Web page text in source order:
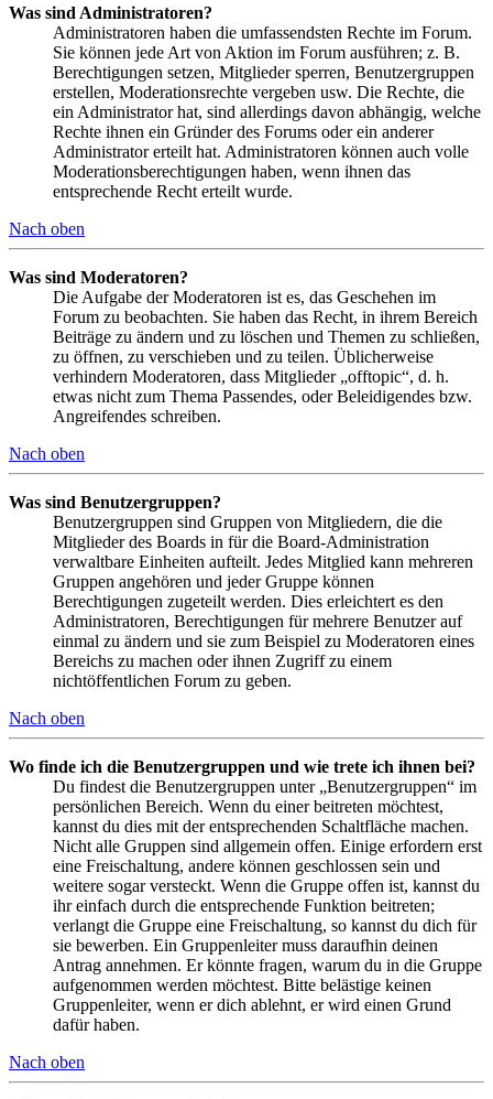
Was sind Administratoren?
Administratoren haben die umfassendsten Rechte im Forum.
Sie können jede Art von Aktion im Forum ausführen; z. B.
Berechtigungen setzen, Mitglieder sperren, Benutzergruppen
erstellen, Moderationsrechte vergeben usw. Die Rechte, die
ein Administrator hat, sind allerdings davon abhängig, welche
Rechte ihnen ein Gründer des Forums oder ein anderer
Administrator erteilt hat. Administratoren können auch volle
Moderationsberechtigungen haben, wenn ihnen das
entsprechende Recht erteilt wurde.
Nach oben
Was sind Moderatoren?
Die Aufgabe der Moderatoren ist es, das Geschehen im
Forum zu beobachten. Sie haben das Recht, in ihrem Bereich
Beiträge zu ändern und zu löschen und Themen zu schließen,
zu öffnen, zu verschieben und zu teilen. Üblicherweise
verhindern Moderatoren, dass Mitglieder „offtopic“, d. h.
etwas nicht zum Thema Passendes, oder Beleidigendes bzw.
Angreifendes schreiben.
Nach oben
Was sind Benutzergruppen?
Benutzergruppen sind Gruppen von Mitgliedern, die die
Mitglieder des Boards in für die Board-Administration
verwaltbare Einheiten aufteilt. Jedes Mitglied kann mehreren
Gruppen angehören und jeder Gruppe können
Berechtigungen zugeteilt werden. Dies erleichtert es den
Administratoren, Berechtigungen für mehrere Benutzer auf
einmal zu ändern und sie zum Beispiel zu Moderatoren eines
Bereichs zu machen oder ihnen Zugriff zu einem
nichtöffentlichen Forum zu geben.
Nach oben
Wo finde ich die Benutzergruppen und wie trete ich ihnen bei?
Du findest die Benutzergruppen unter „Benutzergruppen“ im
persönlichen Bereich. Wenn du einer beitreten möchtest,
kannst du dies mit der entsprechenden Schaltfläche machen.
Nicht alle Gruppen sind allgemein offen. Einige erfordern erst
eine Freischaltung, andere können geschlossen sein und
weitere sogar versteckt. Wenn die Gruppe offen ist, kannst du
ihr einfach durch die entsprechende Funktion beitreten;
verlangt die Gruppe eine Freischaltung, so kannst du dich für
sie bewerben. Ein Gruppenleiter muss daraufhin deinen
Antrag annehmen. Er könnte fragen, warum du in die Gruppe
aufgenommen werden möchtest. Bitte belästige keinen
Gruppenleiter, wenn er dich ablehnt, er wird einen Grund
dafür haben.
Nach oben